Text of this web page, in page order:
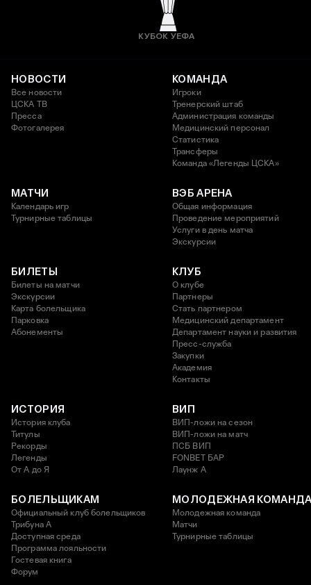
КУБОК УЕФА
НОВОСТИ
Все новости
ЦСКА ТВ
Пресса
Фотогалерея
КОМАНДА
Игроки
Тренерский штаб
Администрация команды
Медицинский персонал
Статистика
Трансферы
Команда «Легенды ЦСКА»
МАТЧИ
Календарь игр
Турнирные таблицы
ВЭБ АРЕНА
Общая информация
Проведение мероприятий
Услуги в день матча
Экскурсии
БИЛЕТЫ
Билеты на матчи
Экскурсии
Карта болельщика
Парковка
Абонементы
КЛУБ
О клубе
Партнеры
Стать партнером
Медицинский департамент
Департамент науки и развития
Пресс-служба
Закупки
Академия
Контакты
ИСТОРИЯ
История клуба
Титулы
Рекорды
Легенды
От А до Я
ВИП
ВИП-ложи на сезон
ВИП-ложи на матч
ПСБ ВИП
FONBET БАР
Лаунж A
БОЛЕЛЬЩИКАМ
Официальный клуб болельщиков
Трибуна А
Доступная среда
Программа лояльности
Гостевая книга
Форум
МОЛОДЕЖНАЯ
Молодежная команда
Матчи
Турнирные таблицы